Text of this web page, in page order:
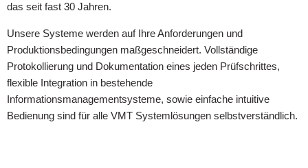
das seit fast 30 Jahren.
Unsere Systeme werden auf Ihre Anforderungen und
Produktionsbedingungen maßgeschneidert. Vollständige
Protokollierung und Dokumentation eines jeden Prüfschrittes,
flexible Integration in bestehende
Informationsmanagementsysteme, sowie einfache intuitive
Bedienung sind für alle VMT Systemlösungen selbstverständlich.